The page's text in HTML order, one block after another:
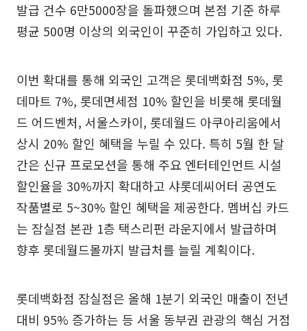
발급 건수 6만5000장을 돌파했으며 본점 기준 하루
평균 500명 이상의 외국인이 꾸준히 가입하고 있다.
이번 확대를 통해 외국인 고객은 롯데백화점 5%, 롯
데마트 7%, 롯데면세점 10% 할인을 비롯해 롯데월
드 어드벤처, 서울스카이, 롯데월드 아쿠아리움에서
상시 20% 할인 혜택을 누릴 수 있다. 특히 5월 한 달
간은 신규 프로모션을 통해 주요 엔터테인먼트 시설
할인율을 30%까지 확대하고 샤롯데씨어터 공연도
작품별로 5~30% 할인 혜택을 제공한다. 멤버십 카드
는 잠실점 본관 1층 택스리펀 라운지에서 발급하며
향후 롯데월드몰까지 발급처를 늘릴 계획이다.
롯데백화점 잠실점은 올해 1분기 외국인 매출이 전년
대비 95% 증가하는 등 서울 동부권 관광의 핵심 거점